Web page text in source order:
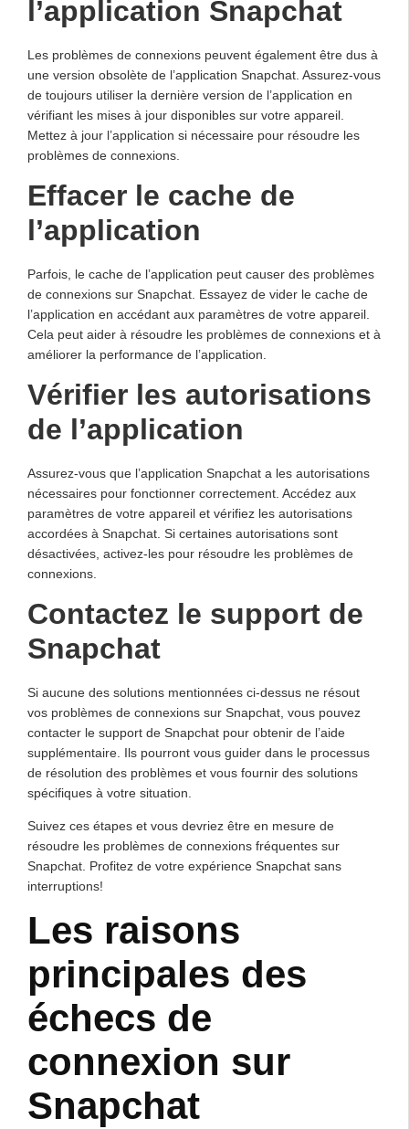
l’application Snapchat
Les problèmes de connexions peuvent également être dus à
une version obsolète de l’application Snapchat. Assurez-vous
de toujours utiliser la dernière version de l’application en
vérifiant les mises à jour disponibles sur votre appareil.
Mettez à jour l’application si nécessaire pour résoudre les
problèmes de connexions.
Effacer le cache de
l’application
Parfois, le cache de l’application peut causer des problèmes
de connexions sur Snapchat. Essayez de vider le cache de
l’application en accédant aux paramètres de votre appareil.
Cela peut aider à résoudre les problèmes de connexions et à
améliorer la performance de l’application.
Vérifier les autorisations
de l’application
Assurez-vous que l’application Snapchat a les autorisations
nécessaires pour fonctionner correctement. Accédez aux
paramètres de votre appareil et vérifiez les autorisations
accordées à Snapchat. Si certaines autorisations sont
désactivées, activez-les pour résoudre les problèmes de
connexions.
Contactez le support de
Snapchat
Si aucune des solutions mentionnées ci-dessus ne résout
vos problèmes de connexions sur Snapchat, vous pouvez
contacter le support de Snapchat pour obtenir de l’aide
supplémentaire. Ils pourront vous guider dans le processus
de résolution des problèmes et vous fournir des solutions
spécifiques à votre situation.
Suivez ces étapes et vous devriez être en mesure de
résoudre les problèmes de connexions fréquentes sur
Snapchat. Profitez de votre expérience Snapchat sans
interruptions!
Les raisons
principales des
échecs de
connexion sur
Snapchat